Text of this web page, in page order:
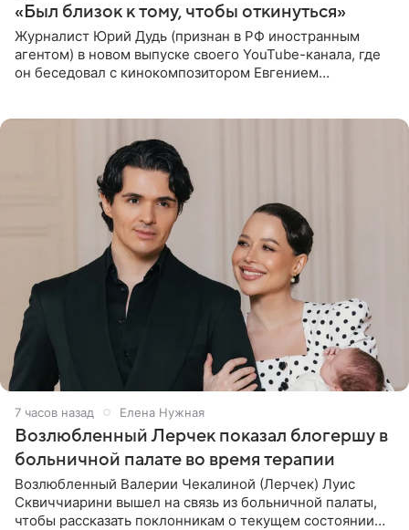
«Был близок к тому, чтобы откинуться»
Журналист Юрий Дудь (признан в РФ иностранным
агентом) в новом выпуске своего YouTube-канала, где
он беседовал с кинокомпозитором Евгением
7 часов назад Елена Нужная
Возлюбленный Лерчек показал блогершу в
больничной палате во время терапии
Возлюбленный Валерии Чекалиной (Лерчек) Луис
Сквиччиарини вышел на связь из больничной палаты,
чтобы рассказать поклонникам о текущем состоянии